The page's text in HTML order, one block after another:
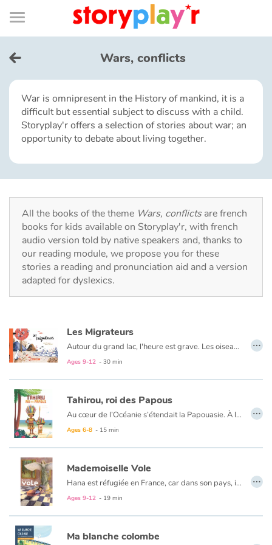
Connexion
Bibliothèque
de
page
Menu
Log in
Try for free
Library
Home
Tales and classics in french
Fable, myth, literature and poetry
Ogres, monsters and witches
Heroines and Heroes
Ecology, nature, seasons
The animals
Travel, epic, investigation, adventure
Around the world
Learning
Wars, conflicts
War is omnipresent in the History of mankind, it is a
difficult but essential subject to discuss with a child.
Storyplay'r offers a selection of stories about war; an
opportunity to debate about living together.
All the books of the theme Wars, conflictsare french
books for kids available on Storyplay'r, with french
audio version told by native speakers and, thanks to
our reading module, we propose you for these
stories a reading and pronunciation aid and a version
adapted for dyslexics.
Les Migrateurs
Autour du grand lac, l'heure est grave. Les oiseaux de malheur ont déjà envahi une partie du pays, imposant leurs terribles lois. Jojo et Jolie deux jeunes oisillons, doivent fuir, en laissant leurs parents derrière eux. Sans autre choix que celui de s'en remettre à des outrepasseurs malhonnêtes, il leur faudra affronter bien des périls et se construire une nouvelle vie ! Un roman graphique émouvant, des illustrations justes et touchantes.
Ages 9-12 - 30 min
…
Tahirou, roi des Papous
Au cœur de l’Océanie s’étendait la Papouasie. À l’ombre de son épaisse forêt, le village du jeune Tahirou vivait en parfaite harmonie. Jamais une querelle, jamais un conflit jusqu’au jour où de terribles pirates débarquèrent sur son île…
Ages 6-8 - 15 min
…
Mademoiselle Vole
Hana est réfugiée en France, car dans son pays, il y a la guerre. La nuit, elle dort, avec sa maman, dans un musée, tout près de « Mademoiselle Vole ». Mais ça, il ne faut pas le dire, c'est un secret. Jusqu'au jour où...
Ages 9-12 - 19 min
…
Ma blanche colombe